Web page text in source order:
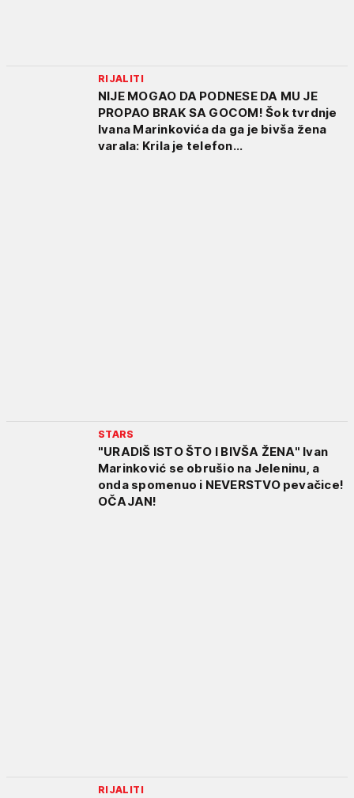
RIJALITI
NIJE MOGAO DA PODNESE DA MU JE
PROPAO BRAK SA GOCOM! Šok tvrdnje
Ivana Marinkovića da ga je bivša žena
varala: Krila je telefon...
STARS
"URADIŠ ISTO ŠTO I BIVŠA ŽENA" Ivan
Marinković se obrušio na Jeleninu, a
onda spomenuo i NEVERSTVO pevačice!
OČAJAN!
RIJALITI